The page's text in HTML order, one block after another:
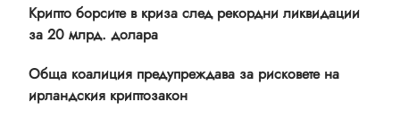
Крипто борсите в криза след рекордни ликвидации
за 20 млрд. долара
Обща коалиция предупреждава за рисковете на
ирландския криптозакон